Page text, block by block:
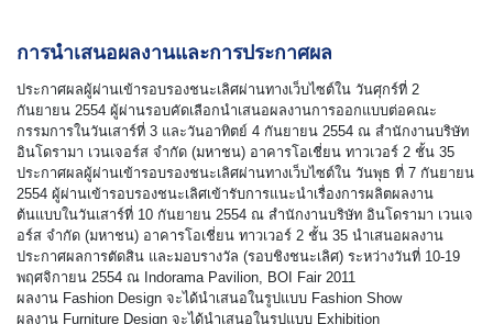
การนำเสนอผลงานและการประกาศผล
ประกาศผลผู้ผ่านเข้ารอบรองชนะเลิศผ่านทางเว็บไซต์ใน วันศุกร์ที่ 2
กันยายน 2554 ผู้ผ่านรอบคัดเลือกนำเสนอผลงานการออกแบบต่อคณะ
กรรมการในวันเสาร์ที่ 3 และวันอาทิตย์ 4 กันยายน 2554 ณ สำนักงานบริษัท
อินโดรามา เวนเจอร์ส จำกัด (มหาชน) อาคารโอเชี่ยน ทาวเวอร์ 2 ชั้น 35
ประกาศผลผู้ผ่านเข้ารอบรองชนะเลิศผ่านทางเว็บไซต์ใน วันพุธ ที่ 7 กันยายน
2554 ผู้ผ่านเข้ารอบรองชนะเลิศเข้ารับการแนะนำเรื่องการผลิตผลงาน
ต้นแบบในวันเสาร์ที่ 10 กันยายน 2554 ณ สำนักงานบริษัท อินโดรามา เวนเจ
อร์ส จำกัด (มหาชน) อาคารโอเชี่ยน ทาวเวอร์ 2 ชั้น 35 นำเสนอผลงาน
ประกาศผลการตัดสิน และมอบรางวัล (รอบชิงชนะเลิศ) ระหว่างวันที่ 10-19
พฤศจิกายน 2554 ณ Indorama Pavilion, BOI Fair 2011
ผลงาน Fashion Design จะได้นำเสนอในรูปแบบ Fashion Show
ผลงาน Furniture Design จะได้นำเสนอในรูปแบบ Exhibition